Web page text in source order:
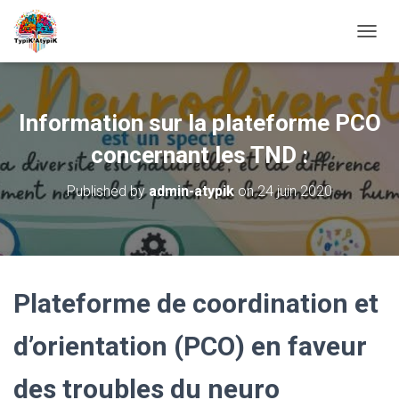
U
R
R
F
E
R
E
N
A
Information sur la plateforme PCO
concernant les TND :
Published byadmin-atypik on24 juin 2020
Plateforme de coordination et
d’orientation (PCO) en faveur
des troubles du neuro